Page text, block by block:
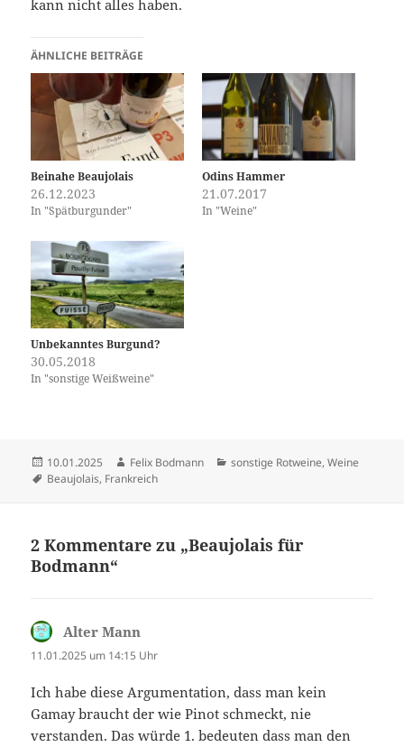
kann nicht alles haben.
ÄHNLICHE BEITRÄGE
Beinahe Beaujolais
26.12.2023
In "Spätburgunder"
Odins Hammer
21.07.2017
In "Weine"
Unbekanntes Burgund?
30.05.2018
In "sonstige Weißweine"
Veröffentlicht
am
10.01.2025 Autor
Felix Bodmann Kategorien
sonstige Rotweine,Weine
Schlagwörter
Beaujolais, Frankreich
2 Kommentare zu „Beaujolais für
Bodmann“
Alter Mann
11.01.2025 um 14:15 Uhr
Ich habe diese Argumentation, dass man kein
Gamay braucht der wie Pinot schmeckt, nie
verstanden. Das würde 1. bedeuten dass man den